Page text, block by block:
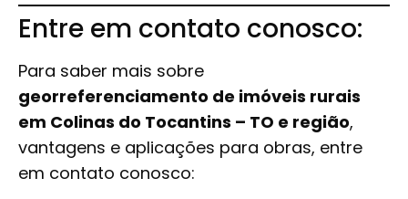
Entre em contato conosco:
Para saber mais sobre
georreferenciamento de imóveis rurais
em Colinas do Tocantins – TO e região,
vantagens e aplicações para obras, entre
em contato conosco: